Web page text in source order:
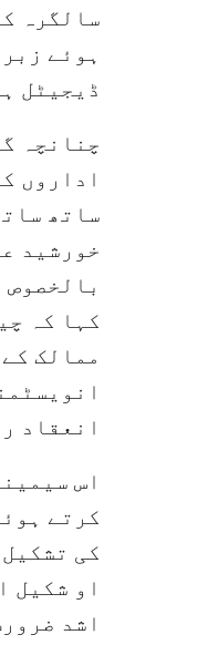
سالگرہ
ہوئے
ڈیجیٹل
چنانچہ
اداروں
ساتھ
خورشید
کہا کہ
ممالک
انعقاد
اس
کرتے
کی
او شکیل
اشد